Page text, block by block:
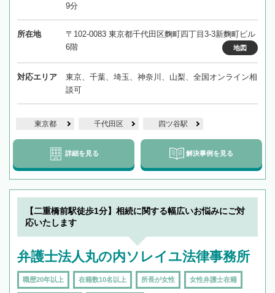
9分
所在地
〒102-0083 東京都千代田区麴町四丁目3-3新麴町ビル
6階
地図
対応エリア
東京、千葉、埼玉、神奈川、山梨、全国オンライン相
談可
東京都 千代田区 四ツ谷駅
詳細を見る 解決事例を見る
【二重橋前駅徒歩1分】相続に関する幅広いお悩みにご対
応いたします
弁護士法人丸の内ソレイユ法律事務所
職歴20年以上 在籍数10名以上 所長が女性 女性弁護士在籍